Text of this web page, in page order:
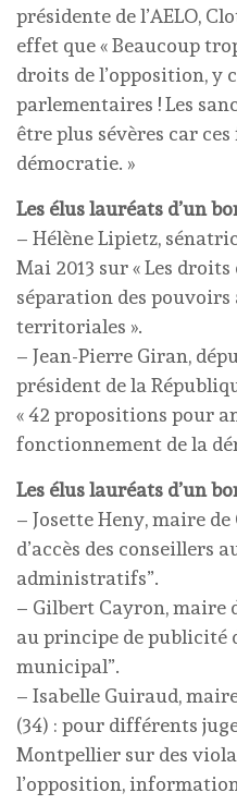
présidente de l’AELO,
effet que « Beaucoup
droits de l’opposition, y
parlementaires ! Les
être plus sévères car
démocratie. »
Les élus lauréats d’un
– Hélène Lipietz,
Mai 2013 sur « Les
séparation des
territoriales ».
– Jean-Pierre Giran,
président de la
« 42 propositions pour
fonctionnement de la
Les élus lauréats d’un
– Josette Heny, maire
d’accès des conseillers
administratifs”.
– Gilbert Cayron, maire
au principe de publicité
municipal”.
– Isabelle Guiraud,
(34) : pour différents
Montpellier sur des
l’opposition,